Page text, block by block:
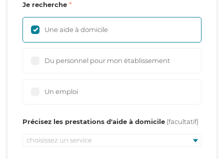
Je recherche
Une aide à domicile
Du personnel pour mon établissement
Un emploi
Précisez les prestations d'aide à domicile
choisissez un service